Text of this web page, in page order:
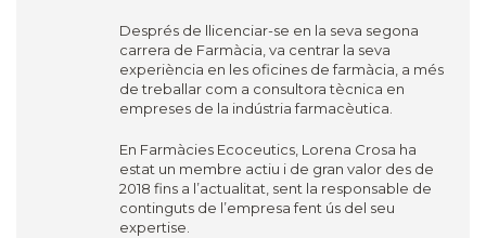
Després de llicenciar-se en la seva segona
carrera de Farmàcia, va centrar la seva
experiència en les oficines de farmàcia, a més
de treballar com a consultora tècnica en
empreses de la indústria farmacèutica.
En Farmàcies Ecoceutics, Lorena Crosa ha
estat un membre actiu i de gran valor des de
2018 fins a l’actualitat, sent la responsable de
continguts de l’empresa fent ús del seu
expertise.